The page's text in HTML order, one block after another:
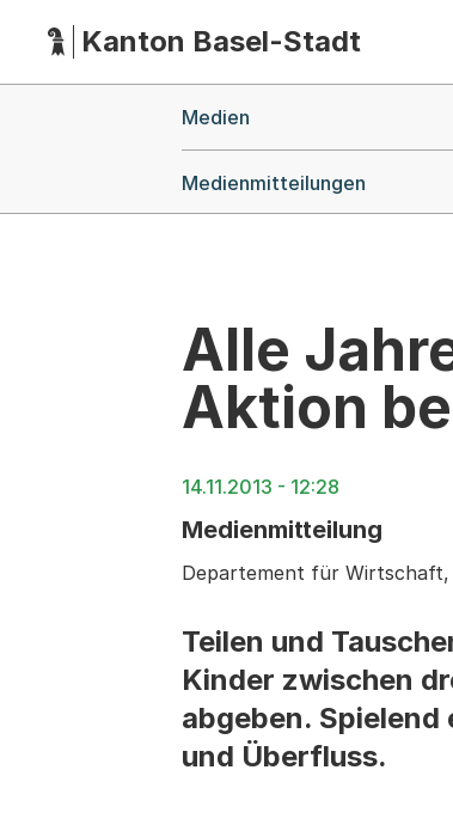
HauptnavigationKanton Basel-Stadt
Medien
Medienmitteilungen
Alle
Aktion
14.11.2013 - 12:28
Medienmitteilung
Departement für Wirtschaft,
Teilen und
Kinder zwischen
abgeben.
und Überfluss.